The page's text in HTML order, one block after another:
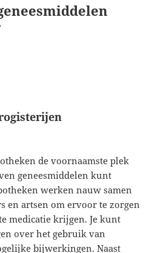
de voornaamste plek
geneesmiddelen kunt
werken nauw samen
en artsen om ervoor te zorgen
medicatie krijgen. Je kunt
over het gebruik van
bijwerkingen. Naast